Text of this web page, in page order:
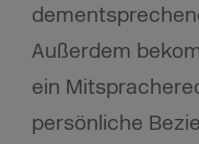
Außerdem
ein
persönliche